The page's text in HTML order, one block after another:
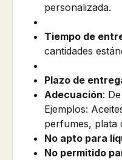
personalizada.
Tiempo de
cantidades
Plazo de
Adecuación:
Ejemplos:
perfumes, plata
No apto para
No permitido